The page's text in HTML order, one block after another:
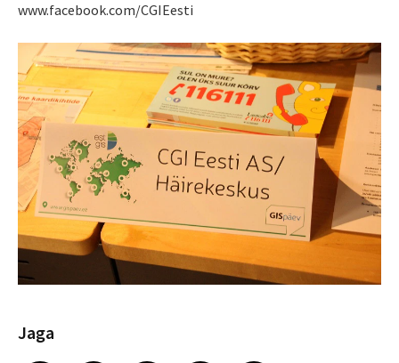
www.facebook.com/CGIEesti
Jaga